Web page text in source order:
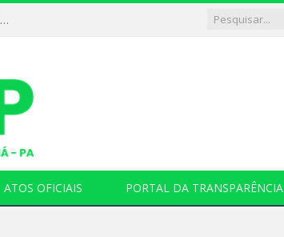
DECLARAMOS QUE NÃO HOUVERAM NOVAS LEIS APROVADAS ATÉ O MOMENTO PARA O INSTITUTO DE PREVIDÊNCIA NO ANO DE 2026
ATOS OFICIAIS PORTAL DA TRANSPARÊNCIA